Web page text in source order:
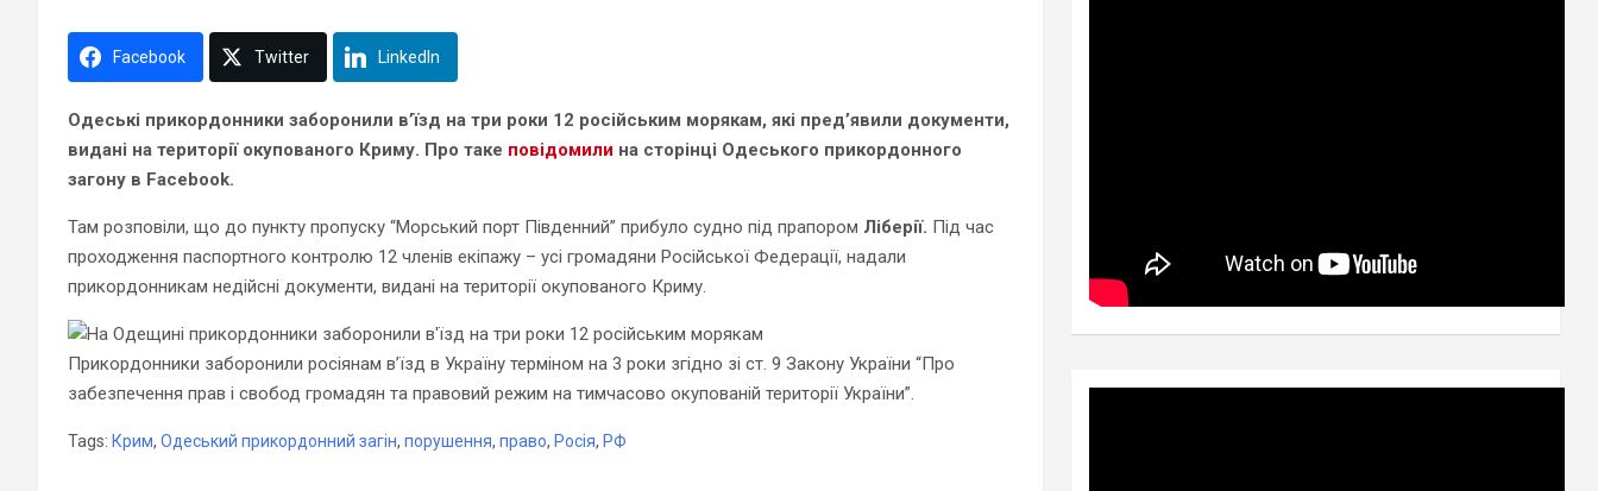
Facebook Twitter LinkedIn
Одеські прикордонники заборонили в’їзд на три роки 12 російським морякам, які пред’явили документи,
видані на території окупованого Криму. Про таке повідомили на сторінці Одеського прикордонного
загону в Facebook.
Там розповіли, що до пункту пропуску “Морський порт Південний” прибуло судно під прапором Ліберії. Під час
проходження паспортного контролю 12 членів екіпажу – усі громадяни Російської Федерації, надали
прикордонникам недійсні документи, видані на території окупованого Криму.
Прикордонники заборонили росіянам в’їзд в Україну терміном на 3 роки згідно зі ст. 9 Закону України “Про
забезпечення прав і свобод громадян та правовий режим на тимчасово окупованій території України”.
Tags: Крим, Одеський прикордонний загін, порушення, право, Росія, РФ